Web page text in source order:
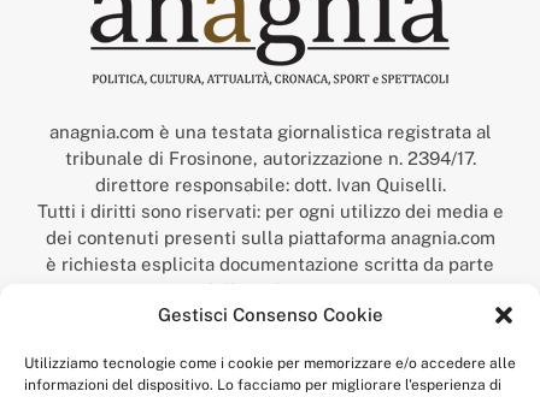
Gestisci Consenso Cookie
Utilizziamo tecnologie come i cookie per memorizzare e/o accedere alle
informazioni del dispositivo. Lo facciamo per migliorare l'esperienza di
anagnia.com è una testata giornalistica registrata al
tribunale di Frosinone, autorizzazione n. 2394/17.
direttore responsabile: dott. Ivan Quiselli.
Tutti i diritti sono riservati: per ogni utilizzo dei media e
dei contenuti presenti sulla piattaforma anagnia.com
è richiesta esplicita documentazione scritta da parte
della redazione.
“Anagnia” è un marchio registrato presso l’Ufficio Italiano
Economico,